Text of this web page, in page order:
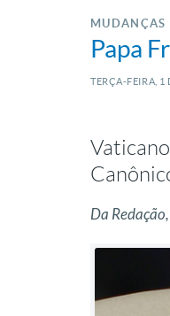
MUDANÇAS
Papa
TERÇA-FEIRA, 1
Da